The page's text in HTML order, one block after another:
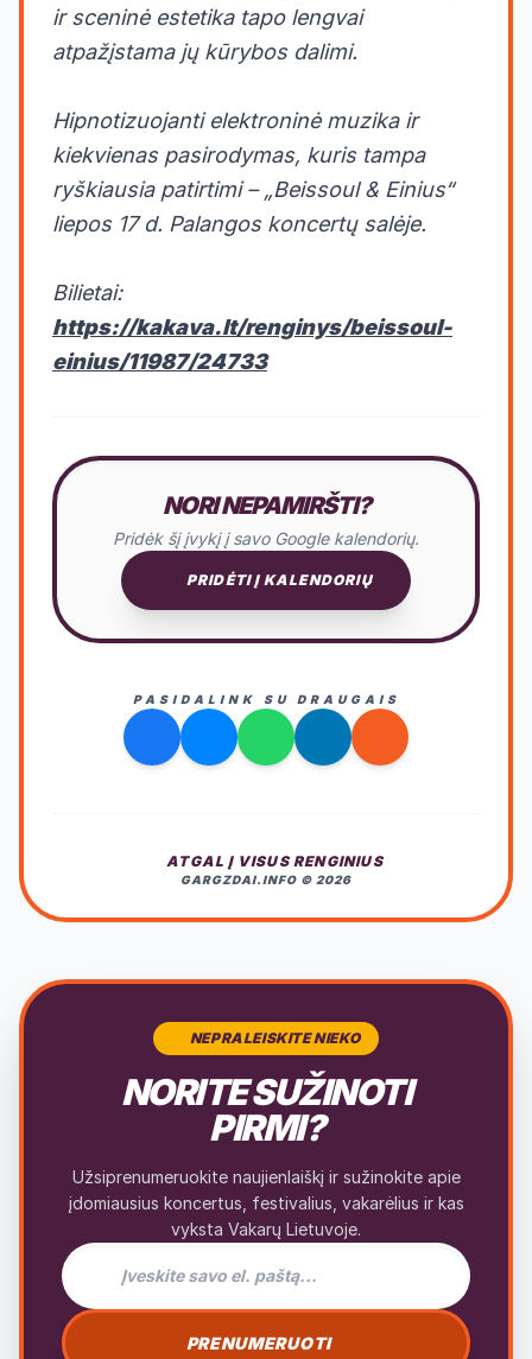
ir sceninė estetika tapo lengvai
atpažįstama jų kūrybos dalimi.
Hipnotizuojanti elektroninė muzika ir
kiekvienas pasirodymas, kuris tampa
ryškiausia patirtimi – „Beissoul & Einius“
liepos 17 d. Palangos koncertų salėje.
Bilietai:
https://kakava.lt/renginys/beissoul-
einius/11987/24733
NORI NEPAMIRŠTI?
Pridėk šį įvykį į savo Google kalendorių.
PRIDĖTI Į KALENDORIŲ
PASIDALINK SU DRAUGAIS
ATGAL Į VISUS RENGINIUS
GARGZDAI.INFO © 2026
NEPRALEISKITE NIEKO
NORITE SUŽINOTI
PIRMI?
Užsiprenumeruokite naujienlaiškį ir sužinokite apie
įdomiausius koncertus, festivalius, vakarėlius ir kas
vyksta Vakarų Lietuvoje.
El. pašto adresas naujienlaiškiui
PRENUMERUOTI